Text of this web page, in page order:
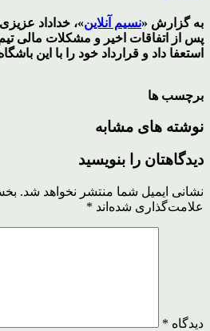
به‌ گزارش ‌«نسیم آنلاین»، خداداد
پس از اتفاقات اخیر و مشکلات مالی
استعفا داد و قرارداد خود را با این
برچسب ها
نوشته های مشابه
دیدگاهتان را بنویسید
نشانی ایمیل شما منتشر نخواهد شد.
علامت‌گذاری شده‌اند *
دیدگاه *